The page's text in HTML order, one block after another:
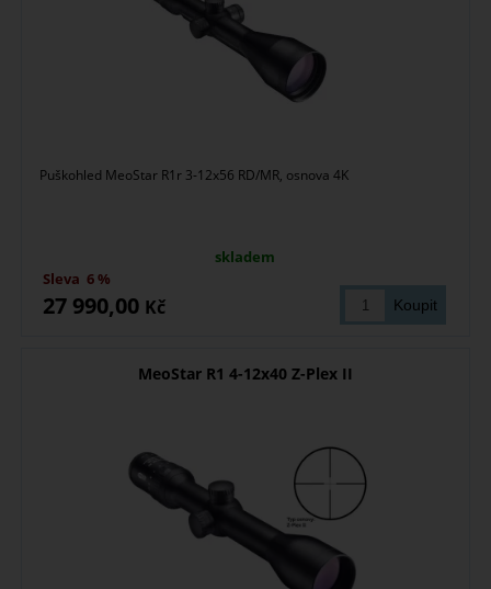
Puškohled MeoStar R1r 3-12x56 RD/MR, osnova 4K
skladem
27 990,00 Kč
Sleva 6 %
MeoStar R1 4-12x40 Z-Plex II